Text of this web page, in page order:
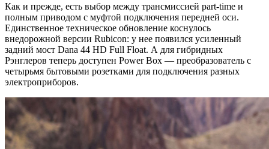
Как и прежде, есть выбор между трансмиссией part-time и
полным приводом с муфтой подключения передней оси.
Единственное техническое обновление коснулось
внедорожной версии Rubicon: у нее появился усиленный
задний мост Dana 44 HD Full Float. А для гибридных
Рэнглеров теперь доступен Power Box — преобразователь с
четырьмя бытовыми розетками для подключения разных
электроприборов.